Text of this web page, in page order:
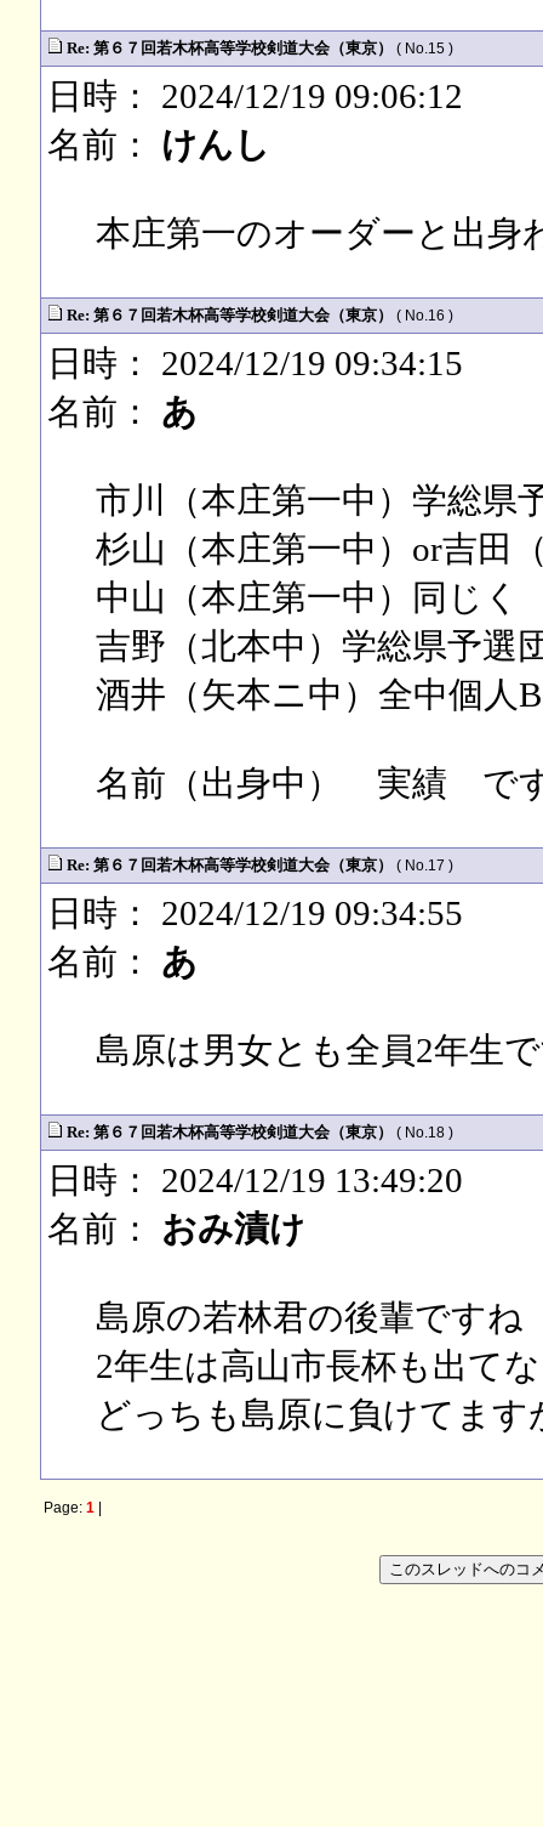
Re: 第６７回若木杯高等学校剣道大会（東京） ( No.15 )
日時： 2024/12/19 09:06:12
名前： けんし
本庄第一のオーダーと出身
Re: 第６７回若木杯高等学校剣道大会（東京） ( No.16 )
日時： 2024/12/19 09:34:15
名前： あ
市川（本庄第一中）学総県
杉山（本庄第一中）or吉
中山（本庄第一中）同じく
吉野（北本中）学総県予
酒井（矢本ニ中）全中個人
名前（出身中） 実績 で
Re: 第６７回若木杯高等学校剣道大会（東京） ( No.17 )
日時： 2024/12/19 09:34:55
名前： あ
島原は男女とも全員2年生
Re: 第６７回若木杯高等学校剣道大会（東京） ( No.18 )
日時： 2024/12/19 13:49:20
名前： おみ漬け
島原の若林君の後輩ですね
2年生は高山市長杯も出て
どっちも島原に負けてま
Page: 1|